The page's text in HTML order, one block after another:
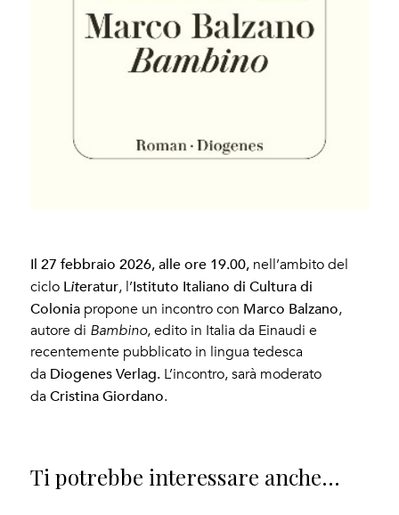
Il 27 febbraio 2026, alle ore 19.00, nell’ambito del
ciclo Literatur, l’Istituto Italiano di Cultura di
Colonia propone un incontro con Marco Balzano,
autore di Bambino, edito in Italia da Einaudi e
recentemente pubblicato in lingua tedesca
da Diogenes Verlag. L’incontro, sarà moderato
daCristina Giordano.
Ti potrebbe interessare anche...